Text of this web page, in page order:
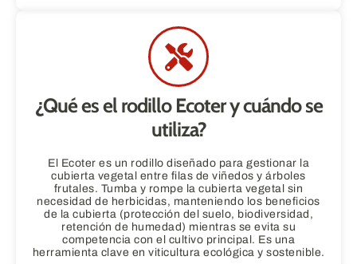
¿Qué es el rodillo Ecoter y cuándo se
utiliza?
El Ecoter es un rodillo diseñado para gestionar la
cubierta vegetal entre filas de viñedos y árboles
frutales. Tumba y rompe la cubierta vegetal sin
necesidad de herbicidas, manteniendo los beneficios
de la cubierta (protección del suelo, biodiversidad,
retención de humedad) mientras se evita su
competencia con el cultivo principal. Es una
herramienta clave en viticultura ecológica y sostenible.